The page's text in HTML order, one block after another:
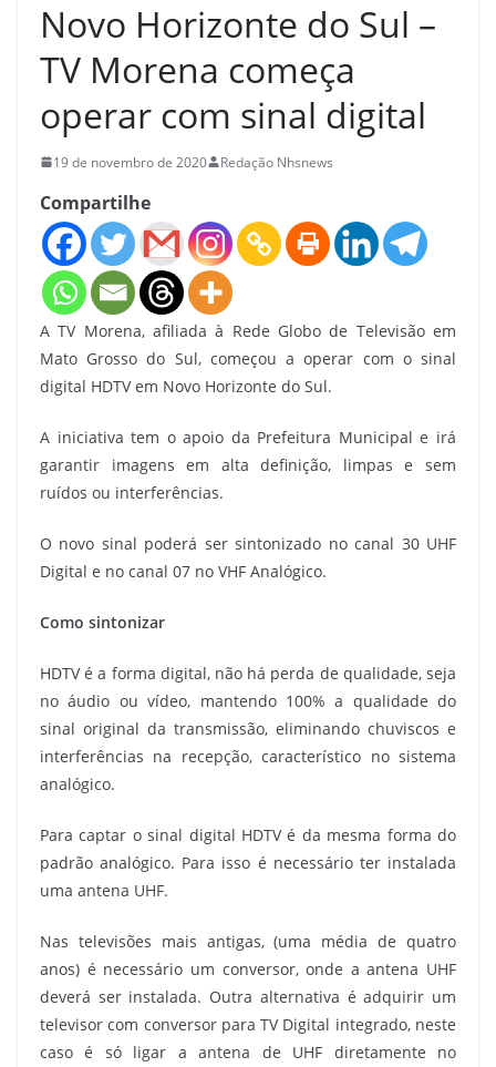
Novo Horizonte do Sul –
TV Morena começa
operar com sinal digital
19 de novembro de 2020 Redação Nhsnews
Compartilhe
A TV Morena, afiliada à Rede Globo de Televisão em
Mato Grosso do Sul, começou a operar com o sinal
digital HDTV em Novo Horizonte do Sul.
A iniciativa tem o apoio da Prefeitura Municipal e irá
garantir imagens em alta definição, limpas e sem
ruídos ou interferências.
O novo sinal poderá ser sintonizado no canal 30 UHF
Digital e no canal 07 no VHF Analógico.
Como sintonizar
HDTV é a forma digital, não há perda de qualidade, seja
no áudio ou vídeo, mantendo 100% a qualidade do
sinal original da transmissão, eliminando chuviscos e
interferências na recepção, característico no sistema
analógico.
Para captar o sinal digital HDTV é da mesma forma do
padrão analógico. Para isso é necessário ter instalada
uma antena UHF.
Nas televisões mais antigas, (uma média de quatro
anos) é necessário um conversor, onde a antena UHF
deverá ser instalada. Outra alternativa é adquirir um
televisor com conversor para TV Digital integrado, neste
caso é só ligar a antena de UHF diretamente no